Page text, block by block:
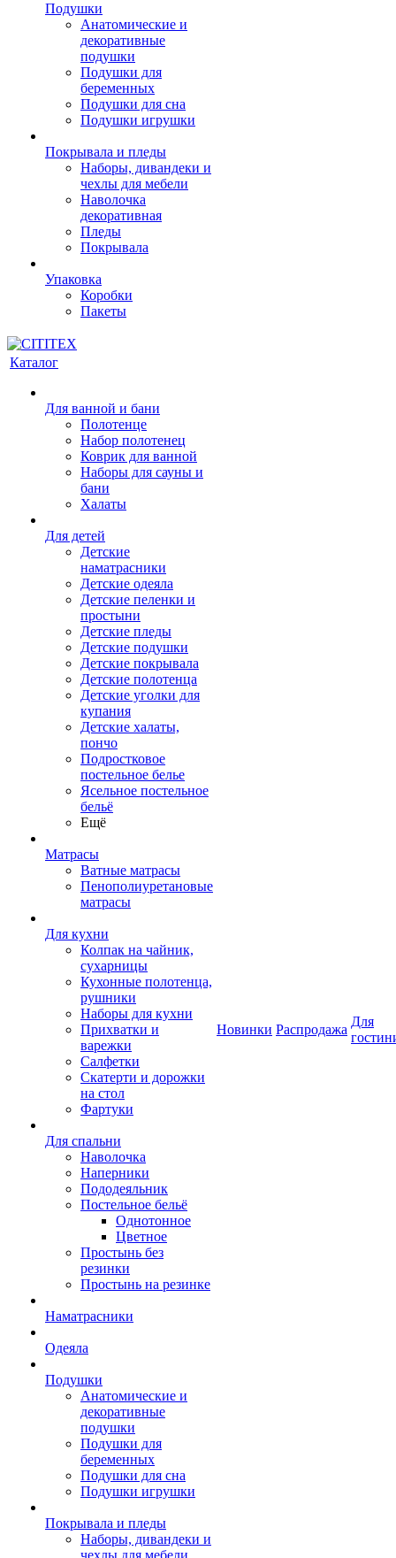
Подушки
Анатомические и
декоративные
подушки
Подушки для
беременных
Подушки для сна
Подушки игрушки
Покрывала и пледы
Наборы, дивандеки и
чехлы для мебели
Наволочка
декоративная
Пледы
Покрывала
Упаковка
Коробки
Пакеты
Каталог
Для ванной и бани
Полотенце
Набор полотенец
Коврик для ванной
Наборы для сауны и
бани
Халаты
Для детей
Детские
наматрасники
Детские одеяла
Детские пеленки и
простыни
Детские пледы
Детские подушки
Детские покрывала
Детские полотенца
Детские уголки для
купания
Детские халаты,
пончо
Подростковое
постельное белье
Ясельное постельное
бельё
Ещё
Матрасы
Ватные матрасы
Пенополиуретановые
матрасы
Для кухни
Колпак на чайник,
сухарницы
Кухонные полотенца,
рушники
Наборы для кухни
Прихватки и
варежки
Салфетки
Скатерти и дорожки
на стол
Фартуки
Для спальни
Наволочка
Наперники
Пододеяльник
Постельное бельё
Однотонное
Цветное
Простынь без
резинки
Простынь на резинке
Наматрасники
Одеяла
Подушки
Анатомические и
декоративные
подушки
Подушки для
беременных
Подушки для сна
Подушки игрушки
Покрывала и пледы
Наборы, дивандеки и
чехлы для мебели
Новинки Распродажа
Для